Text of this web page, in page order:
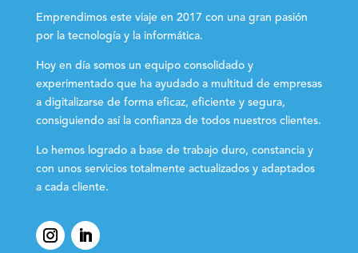
Emprendimos este viaje en 2017 con una gran pasión
por la tecnología y la informática.
Hoy en día somos un equipo consolidado y
experimentado que ha ayudado a multitud de empresas
a digitalizarse de forma eficaz, eficiente y segura,
consiguiendo así la confianza de todos nuestros clientes.
Lo hemos logrado a base de trabajo duro, constancia y
con unos servicios totalmente actualizados y adaptados
a cada cliente.